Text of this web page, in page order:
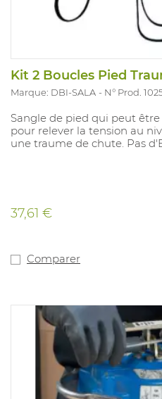
Kit 2 Boucles Pied
Marque: DBI-SALA N° Prod.
Sangle de pied qui peut
pour relever la tension au
une traume de chute. Pas
37,61 €
Comparer